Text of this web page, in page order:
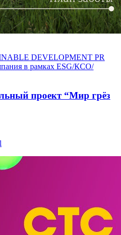
DEVELOPMENT PR
в рамках ESG/КСО/
проект “Мир грёз